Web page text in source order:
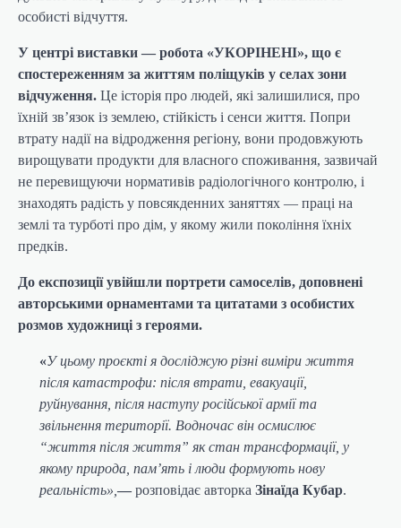
особисті відчуття.
У центрі виставки — робота «УКОРІНЕНІ», що є
спостереженням за життям поліщуків у селах зони
відчуження. Це історія про людей, які залишилися, про
їхній зв’язок із землею, стійкість і сенси життя. Попри
втрату надії на відродження регіону, вони продовжують
вирощувати продукти для власного споживання, зазвичай
не перевищуючи нормативів радіологічного контролю, і
знаходять радість у повсякденних заняттях — праці на
землі та турботі про дім, у якому жили покоління їхніх
предків.
До експозиції увійшли портрети самоселів, доповнені
авторськими орнаментами та цитатами з особистих
розмов художниці з героями.
«У цьому проєкті я досліджую різні виміри життя
після катастрофи: після втрати, евакуації,
руйнування, після наступу російської армії та
звільнення території. Водночас він осмислює
“життя після життя” як стан трансформації, у
якому природа, пам’ять і люди формують нову
реальність», — розповідає авторка Зінаїда Кубар.